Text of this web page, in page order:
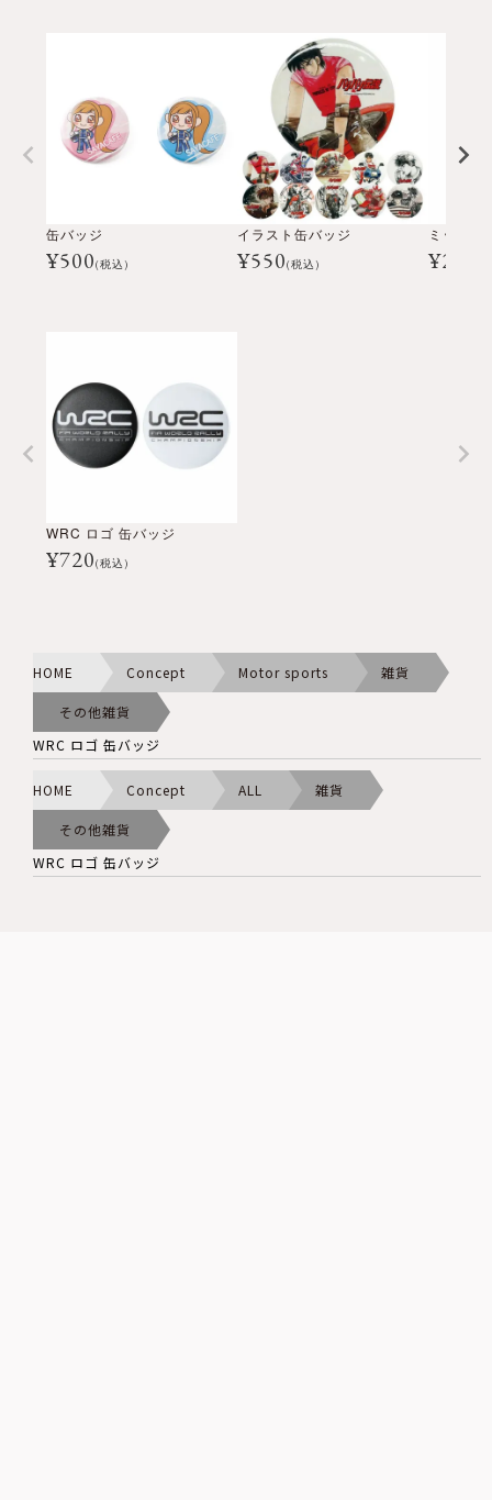
缶バッジ
¥500(税込)
イラスト缶バッジ
¥550(税込) ¥
WRC ロゴ 缶バッジ
¥720(税込)
HOME Concept Motor sports 雑貨
その他雑貨
WRC ロゴ 缶バッジ
HOME Concept ALL 雑貨
その他雑貨
WRC ロゴ 缶バッジ